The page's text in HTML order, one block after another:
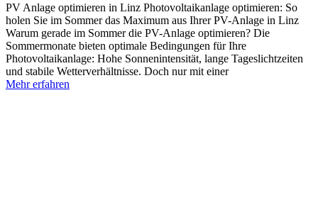
PV Anlage optimieren in Linz Photovoltaikanlage optimieren: So
holen Sie im Sommer das Maximum aus Ihrer PV-Anlage in Linz
Warum gerade im Sommer die PV-Anlage optimieren? Die
Sommermonate bieten optimale Bedingungen für Ihre
Photovoltaikanlage: Hohe Sonnenintensität, lange Tageslichtzeiten
und stabile Wetterverhältnisse. Doch nur mit einer
Mehr erfahren